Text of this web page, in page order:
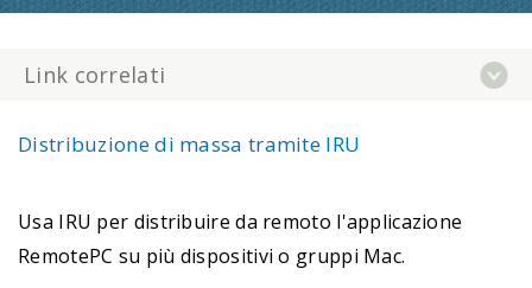
Link correlati
Distribuzione di massa tramite IRU
Usa IRU per distribuire da remoto l'applicazione
RemotePC su più dispositivi o gruppi Mac.